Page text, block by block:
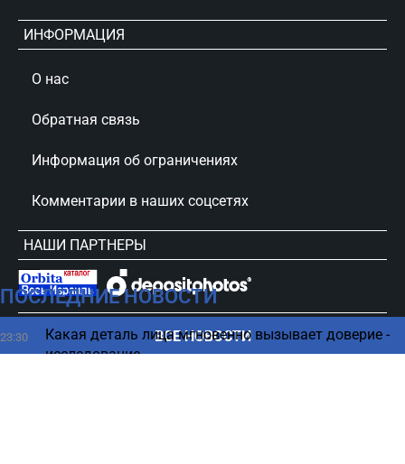
ПОСЛЕДНИЕ НОВОСТИ
23:30
Какая деталь лица мгновенно вызывает доверие -
исследование
ВСЕ НОВОСТИ
ИНФОРМАЦИЯ
О нас
Обратная связь
Информация об ограничениях
Комментарии в наших соцсетях
НАШИ ПАРТНЕРЫ
сursorinfo.co.il © Все права защищены